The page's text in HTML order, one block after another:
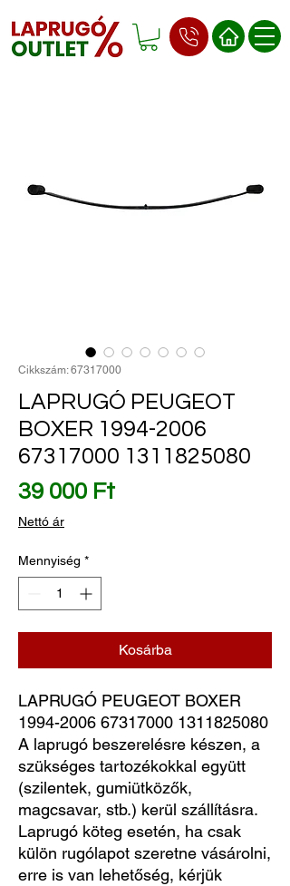
Cikkszám: 67317000
LAPRUGÓ PEUGEOT
BOXER 1994-2006
67317000 1311825080
39 000 FtÁr
Nettó ár
Mennyiség *
Kosárba
LAPRUGÓ PEUGEOT BOXER
1994-2006 67317000 1311825080
A laprugó beszerelésre készen, a
szükséges tartozékokkal együtt
(szilentek, gumiütközők,
magcsavar, stb.) kerül szállításra.
Laprugó köteg esetén, ha csak
külön rugólapot szeretne vásárolni,
erre is van lehetőség, kérjük